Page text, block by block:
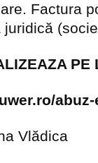
Factura
Vlădica